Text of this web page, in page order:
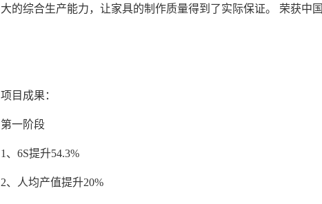
大的综合生产能力，让家具的制作质量得到了实际保证。 荣获中
项目成果：
第一阶段
1、6S提升54.3%
2、人均产值提升20%